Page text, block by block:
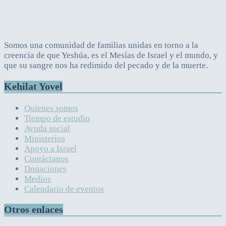
Somos una comunidad de familias unidas en torno a la
creencia de que Yeshúa, es el Mesías de Israel y el mundo, y
que su sangre nos ha redimido del pecado y de la muerte.
Kehilat Yovel
Quienes somos
Tiempo de estudio
Ayuda social
Ministerios
Apoyo a Israel
Contáctanos
Donaciones
Medios
Calendario de eventos
Otros enlaces